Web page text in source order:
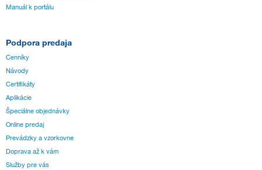
Manuál k portálu
Podpora predaja
Cenníky
Návody
Certifikáty
Aplikácie
Špeciálne objednávky
Online predaj
Prevádzky a vzorkovne
Doprava až k vám
Služby pre vás